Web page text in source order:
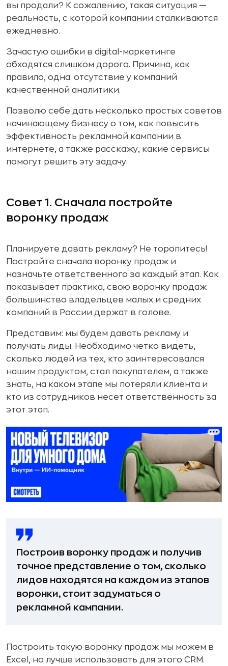
вы продали? К сожалению, такая ситуация —
реальность, с которой компании сталкиваются
ежедневно.
Зачастую ошибки в digital-маркетинге
обходятся слишком дорого. Причина, как
правило, одна: отсутствие у компаний
качественной аналитики.
Позволю себе дать несколько простых советов
начинающему бизнесу о том, как повысить
эффективность рекламной кампании в
интернете, а также расскажу, какие сервисы
помогут решить эту задачу.
Совет 1. Сначала постройте
воронку продаж
Планируете давать рекламу? Не торопитесь!
Постройте сначала воронку продаж и
назначьте ответственного за каждый этап. Как
показывает практика, свою воронку продаж
большинство владельцев малых и средних
компаний в России держат в голове.
Представим: мы будем давать рекламу и
получать лиды. Необходимо четко видеть,
сколько людей из тех, кто заинтересовался
нашим продуктом, стал покупателем, а также
знать, на каком этапе мы потеряли клиента и
кто из сотрудников несет ответственность за
этот этап.
Построив воронку продаж и получив
точное представление о том, сколько
лидов находятся на каждом из этапов
воронки, стоит задуматься о
рекламной кампании.
Построить такую воронку продаж мы можем в
Excel, но лучше использовать для этого CRM.